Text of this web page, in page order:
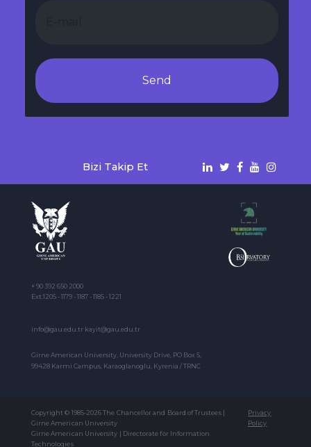
Send
Bizi Takip Et
+ 90 392 650 2000
Ext:1205 - 1179 - 1187 - 1185 - 1221
info@gau.edu.tr kayit@gau.edu.tr
Girne American University, University Drive, PO Box 5,
99428 Karmi Campus, Karaoglanoglu, Kyrenia / TRNC
Copyright © 1985-2026 The Chancellor and Board of Trustees |
Girne American University
Girne American University | Directorate for Information
Technologies
Privacy
Policy